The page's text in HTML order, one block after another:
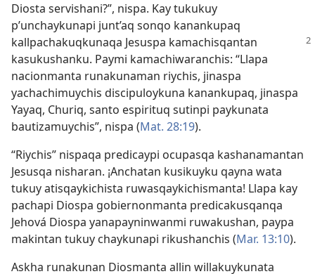
Diosta servishani?”, nispa. Kay tukukuy
p’unchaykunapi junt’aq sonqo kanankupaq
kallpachakuqkunaqa Jesuspa kamachisqantan
kasukushanku. Paymi kamachiwaranchis: “Llapa
nacionmanta runakunaman riychis, jinaspa
yachachimuychis discipuloykuna kanankupaq, jinaspa
Yayaq, Churiq, santo espirituq sutinpi paykunata
bautizamuychis”, nispa (Mat. 28:19).
“Riychis” nispaqa predicaypi ocupasqa kashanamantan
Jesusqa nisharan. ¡Anchatan kusikuyku qayna wata
tukuy atisqaykichista ruwasqaykichismanta! Llapa kay
pachapi Diospa gobiernonmanta predicakusqanqa
Jehová Diospa yanapayninwanmi ruwakushan, paypa
makintan tukuy chaykunapi rikushanchis (Mar. 13:10).
Askha runakunan Diosmanta allin willakuykunata